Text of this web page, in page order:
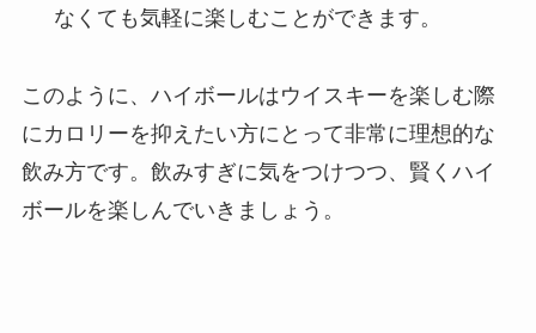
なくても気軽に楽しむことができます。
このように、ハイボールはウイスキーを楽しむ際
にカロリーを抑えたい方にとって非常に理想的な
飲み方です。飲みすぎに気をつけつつ、賢くハイ
ボールを楽しんでいきましょう。